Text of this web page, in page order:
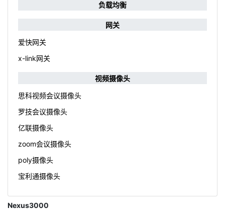
负载均衡
网关
爱快网关
x-link网关
视频摄像头
思科视频会议摄像头
罗技会议摄像头
亿联摄像头
zoom会议摄像头
poly摄像头
宝利通摄像头
Nexus3000